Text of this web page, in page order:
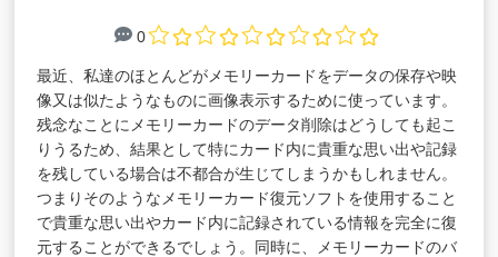
0
最近、私達のほとんどがメモリーカードをデータの保存や映
像又は似たようなものに画像表示するために使っています。
残念なことにメモリーカードのデータ削除はどうしても起こ
りうるため、結果として特にカード内に貴重な思い出や記録
を残している場合は不都合が生じてしまうかもしれません。
つまりそのようなメモリーカード復元ソフトを使用すること
で貴重な思い出やカード内に記録されている情報を完全に復
元することができるでしょう。同時に、メモリーカードのバ